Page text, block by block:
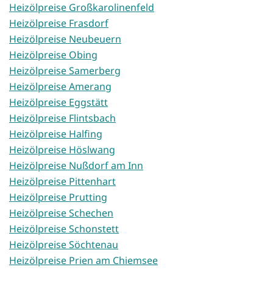
Heizölpreise Großkarolinenfeld
Heizölpreise Frasdorf
Heizölpreise Neubeuern
Heizölpreise Obing
Heizölpreise Samerberg
Heizölpreise Amerang
Heizölpreise Eggstätt
Heizölpreise Flintsbach
Heizölpreise Halfing
Heizölpreise Höslwang
Heizölpreise Nußdorf am Inn
Heizölpreise Pittenhart
Heizölpreise Prutting
Heizölpreise Schechen
Heizölpreise Schonstett
Heizölpreise Söchtenau
Heizölpreise Prien am Chiemsee